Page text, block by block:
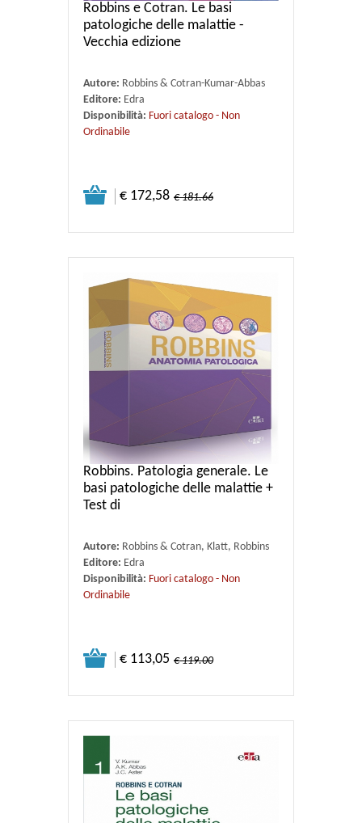
Robbins e Cotran. Le basi
patologiche delle malattie -
Vecchia edizione
Autore: Robbins & Cotran-Kumar-Abbas
Editore: Edra
Disponibilità: Fuori catalogo - Non
Ordinabile
€ 172,58 € 181.66
Robbins. Patologia generale. Le
basi patologiche delle malattie +
Test di
Autore: Robbins & Cotran, Klatt, Robbins
Editore: Edra
Disponibilità: Fuori catalogo - Non
Ordinabile
€ 113,05 € 119.00